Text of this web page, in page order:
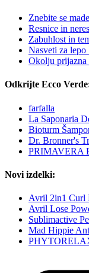
Znebite se
Resnice in
Zabuhlost in
Nasveti za
Okolju prijazna
Odkrijte Ecco
farfalla
La Saponaria
Bioturm
Dr. Bronner's
PRIMAVERA
Novi izdelki:
Avril 2in1 Curl
Avril Lose
Sublimactive
Mad Hippie